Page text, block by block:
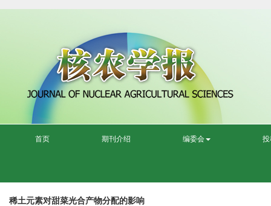
首页 期刊介绍 编委会
稀土元素对甜菜光合产物分配的影响